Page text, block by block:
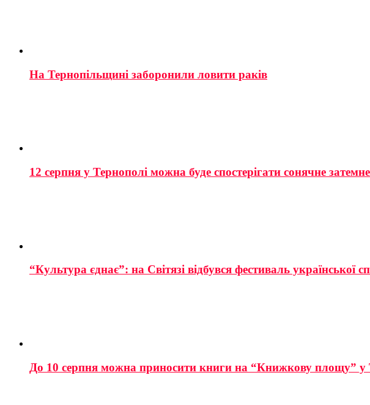
На Тернопільщині заборонили ловити раків
12 серпня у Тернополі можна буде спостерігати сонячне
“Культура єднає”: на Світязі відбувся фестиваль української
До 10 серпня можна приносити книги на “Книжкову площу” у